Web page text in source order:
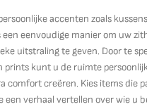
accenten zoals
eenvoudige manier om uw
uitstraling te geven. Door te
prints kunt u de ruimte
comfort creëren. Kies items die
een verhaal vertellen over wie u